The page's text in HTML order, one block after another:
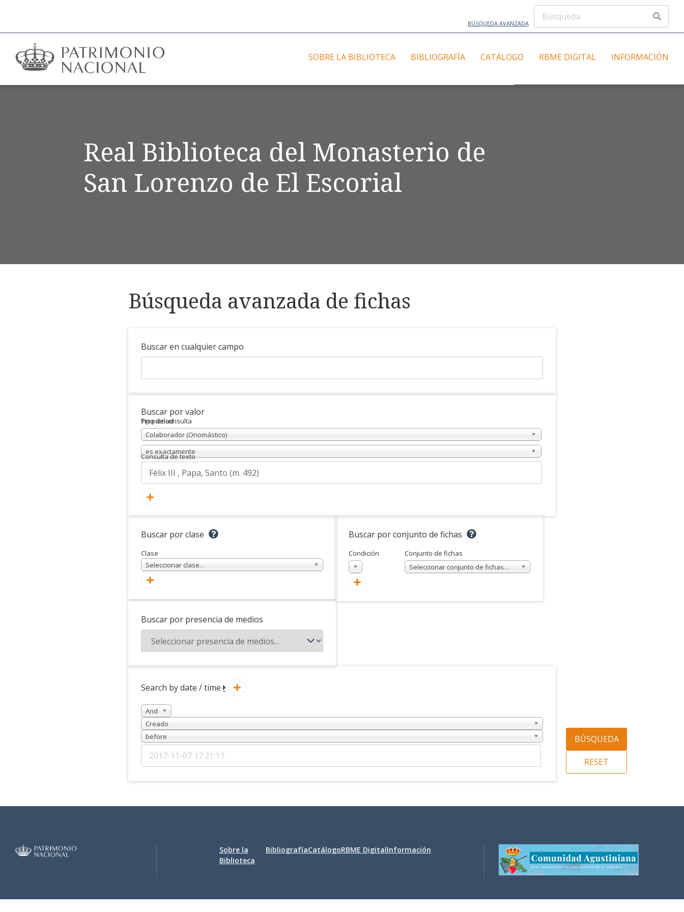
BÚSQUEDA AVANZADA
SOBRE LA BIBLIOTECA BIBLIOGRAFÍA CATÁLOGO RBME DIGITAL INFORMACIÓN
Real Biblioteca del Monasterio de
San Lorenzo de El Escorial
Búsqueda avanzada de fichas
Buscar en cualquier campo
Buscar por valor
Propiedad
Colaborador (Onomástico)
Tipo de consulta
es exactamente
Consulta de texto
Buscar por clase
Clase
Seleccionar clase…
Buscar por conjunto de fichas
Condición
En
Conjunto de fichas
Seleccionar conjunto de fichas…
Buscar por presencia de medios
Search by date / time
And
Creado
before
Sobre la
Biblioteca
BibliografíaCatálogoRBME DigitalInformación